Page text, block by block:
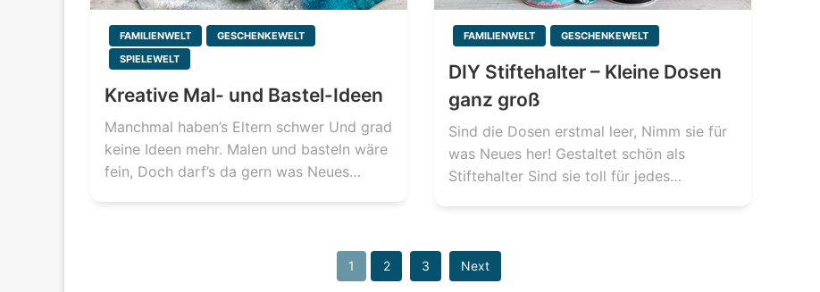
FAMILIENWELT
GESCHENKEWELT
SPIELEWELT
Kreative Mal- und Bastel-Ideen
Manchmal haben’s Eltern schwer Und grad
keine Ideen mehr. Malen und basteln wäre
fein, Doch darf’s da gern was Neues…
FAMILIENWELT GESCHENKEWELT
DIY Stiftehalter – Kleine Dosen
ganz groß
Sind die Dosen erstmal leer, Nimm sie für
was Neues her! Gestaltet schön als
Stiftehalter Sind sie toll für jedes…
1 2 3 Next